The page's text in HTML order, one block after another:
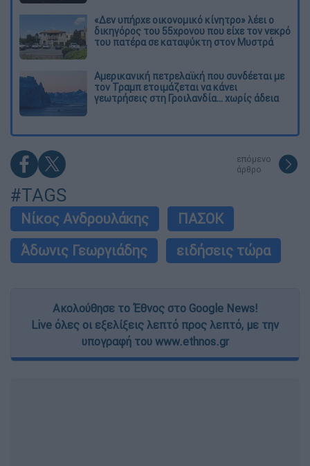
«Δεν υπήρχε οικονομικό κίνητρο» λέει ο
δικηγόρος του 55χρονου που είχε τον νεκρό
του πατέρα σε καταψύκτη στον Μυστρά
Αμερικανική πετρελαϊκή που συνδέεται με
τον Τραμπ ετοιμάζεται να κάνει
γεωτρήσεις στη Γροιλανδία... χωρίς άδεια
επόμενο
άρθρο
#TAGS
Νίκος Ανδρουλάκης
ΠΑΣΟΚ
Άδωνις Γεωργιάδης
ειδήσεις τώρα
Ακολούθησε το Έθνος στο Google News!
Live όλες οι εξελίξεις λεπτό προς λεπτό, με την
υπογραφή του www.ethnos.gr